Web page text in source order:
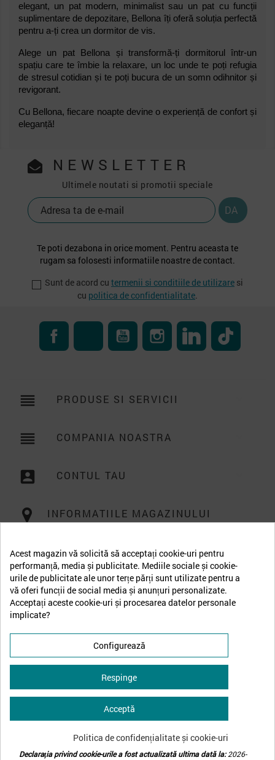
elegant, un pat modern, minimalist sau un pat cu funcții
suplimentare de depozitare, Bellona îți oferă soluția perfectă
pentru a-ți crea un dormitor de vis.
Alege un pat Bellona și transformă-ți dormitorul într-un
spațiu care te îmbie la relaxare, un loc unde te poți refugia
de stresul cotidian și te poți bucura de un somn odihnitor și
revigorant.
Cu Bellona, fiecare noapte devine o experiență de confort și
eleganță!
NEWSLETTER
Ultimele noutati si promotii speciale
Te poti dezabona in orice moment. Pentru aceasta te
rugam sa folosesti informatiile noastre de contact.
Sunt de acord cu termenii si conditiile de utilizare si
cu politica de confidentialitate
FacebookRSS YouTube InstagramLinkedIn
reorder PRODUSE SI SERVICII
reorder COMPANIA NOASTRA
account_box CONTUL TAU
INFORMATIILE MAGAZINULUI
↩Retrage-te din contract
Acest magazin vă solicită să acceptați cookie-uri pentru
performanță, media și publicitate. Mediile sociale și cookie-
urile de publicitate ale unor terțe părți sunt utilizate pentru a
vă oferi funcții de social media și anunțuri personalizate.
Acceptați aceste cookie-uri și procesarea datelor personale
implicate?
Configurează
Respinge
Acceptă
Politica de confidențialitate și cookie-uri
Declarația privind cookie-urile a fost actualizată ultima dată la:2026-